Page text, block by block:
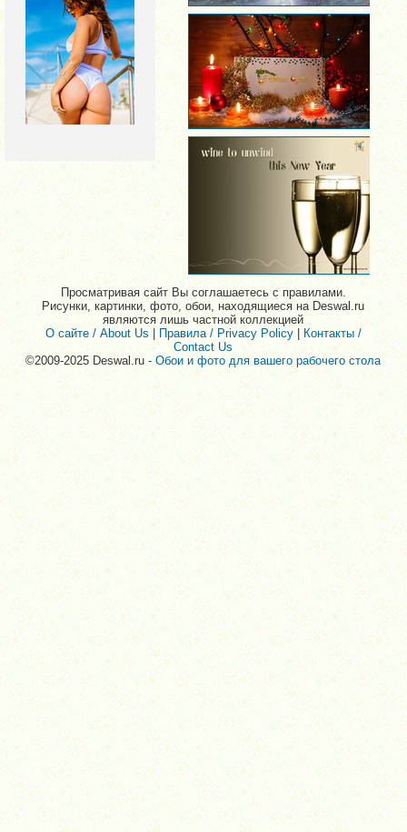
Просматривая сайт Вы соглашаетесь с правилами.
Рисунки, картинки, фото, обои, находящиеся на Deswal.ru
являются лишь частной коллекцией
О сайте / About Us|Правила / Privacy Policy| Контакты /
Contact Us
©2009-2025 Deswal.ru -Обои и фото для вашего рабочего стола